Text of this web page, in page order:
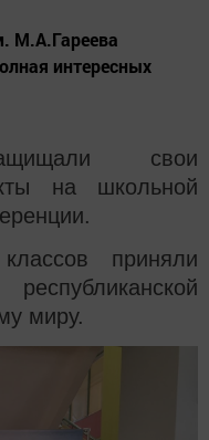
М.А.Гареева
интересных
свои
на школьной
приняли
миру.